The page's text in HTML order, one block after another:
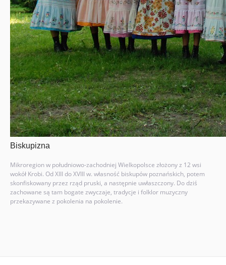
Biskupizna
Mikroregion w południowo-zachodniej Wielkopolsce złożony z 12 wsi
wokół Krobi. Od XIII do XVIII w. własność biskupów poznańskich, potem
skonfiskowany przez rząd pruski, a następnie uwłaszczony. Do dziś
zachowane są tam bogate zwyczaje, tradycje i folklor muzyczny
przekazywane z pokolenia na pokolenie.